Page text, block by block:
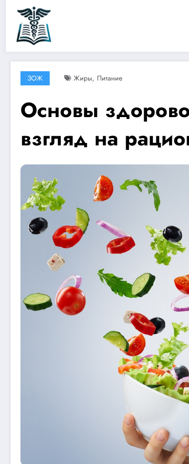
Перейти
содержимому
ЗОЖ Жиры, Питание
Основы
взгляд на